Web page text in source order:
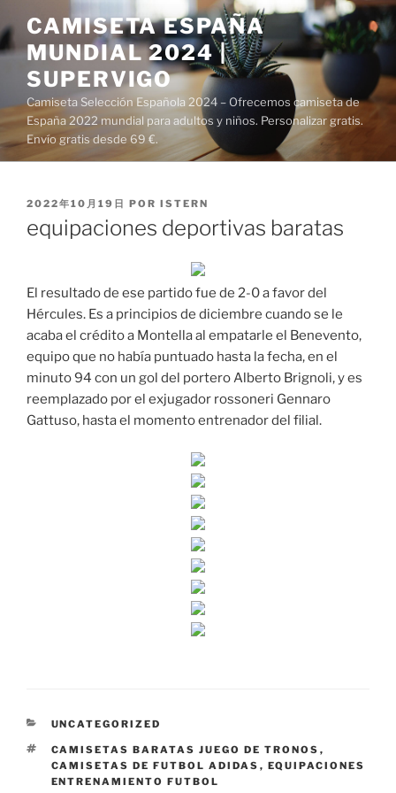
al
contenido
CAMISETA ESPAÑA
MUNDIAL 2024 |
SUPERVIGO
Camiseta Selección Española 2024 – Ofrecemos camiseta de
España 2022 mundial para adultos y niños. Personalizar gratis.
Envío gratis desde 69 €.
PUBLICADO
2022年10月19日 POR ISTERN
equipaciones deportivas baratas
El resultado de ese partido fue de 2-0 a favor del
Hércules. Es a principios de diciembre cuando se le
acaba el crédito a Montella al empatarle el Benevento,
equipo que no había puntuado hasta la fecha, en el
minuto 94 con un gol del portero Alberto Brignoli, y es
reemplazado por el exjugador rossoneri Gennaro
Gattuso, hasta el momento entrenador del filial.
CATEGORÍAS
UNCATEGORIZED
ETIQUETAS
CAMISETAS BARATAS JUEGO DE TRONOS ,
CAMISETAS DE FUTBOL ADIDAS , EQUIPACIONES
ENTRENAMIENTO FUTBOL